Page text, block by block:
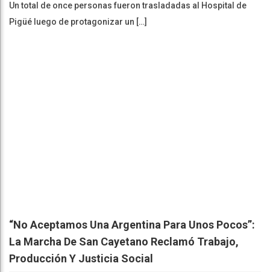
Un total de once personas fueron trasladadas al Hospital de
Pigüé luego de protagonizar un […]
“No Aceptamos Una Argentina Para Unos Pocos”:
La Marcha De San Cayetano Reclamó Trabajo,
Producción Y Justicia Social